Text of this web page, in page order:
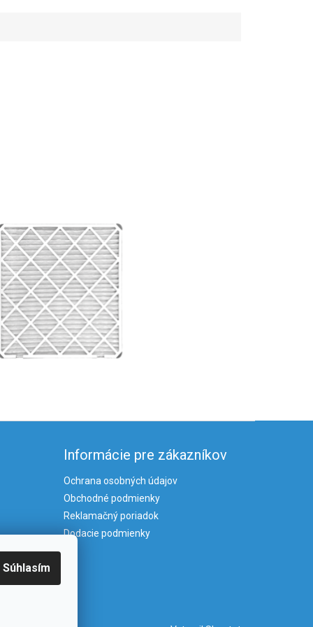
Súhlasím
Informácie pre zákazníkov
Ochrana osobných údajov
Obchodné podmienky
Reklamačný poriadok
Dodacie podmienky